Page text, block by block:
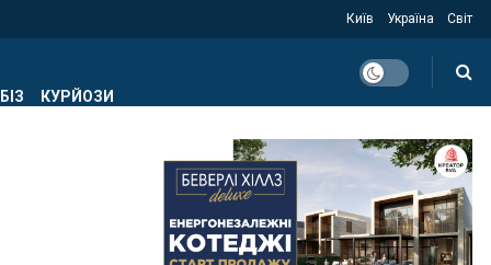
Київ Україна Світ
КУРЙОЗИ